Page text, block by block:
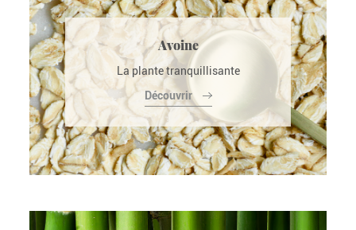
Avoine
La plante tranquillisante
Découvrir